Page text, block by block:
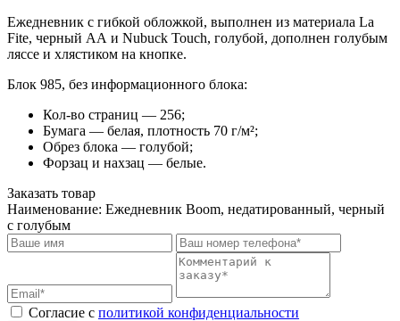
Ежедневник с гибкой обложкой, выполнен из материала La
Fite, черный АА и Nubuck Touch, голубой, дополнен голубым
ляссе и хлястиком на кнопке.
Блок 985, без информационного блока:
Кол-во страниц — 256;
Бумага — белая, плотность 70 г/м²;
Обрез блока — голубой;
Форзац и нахзац — белые.
Заказать товар
Наименование: Ежедневник Boom, недатированный, черный
с голубым
Cогласие с политикой конфиденциальности